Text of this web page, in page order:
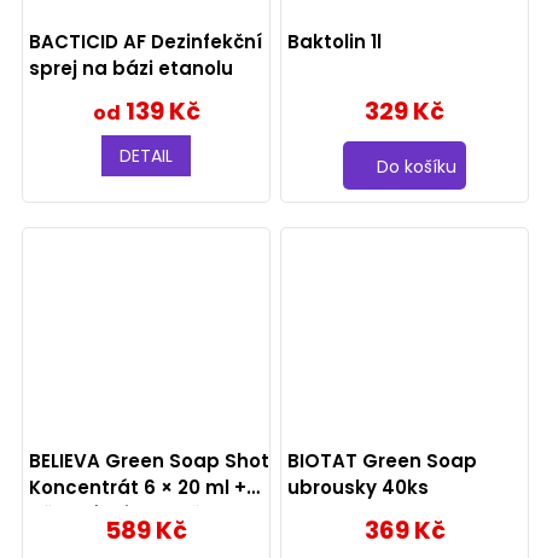
BACTICID AF Dezinfekční
sprej na bázi etanolu
od 139 Kč
DETAIL
Baktolin 1l
329 Kč
Do košíku
BELIEVA Green Soap Shot
Koncentrát 6 × 20 ml +
pěnový dávkovač
589 Kč
BIOTAT Green Soap
ubrousky 40ks
369 Kč